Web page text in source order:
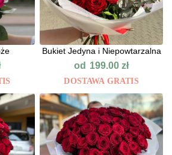
Bukiet Jedyna i Niepowtarzalna
od 199.00zł
DOSTAWA GRATIS